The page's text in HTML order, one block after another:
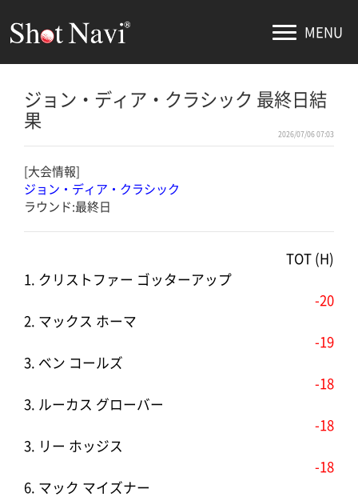
MENU
ジョン・ディア・クラシック 最終日結
果
2026/07/06 07:03
[大会情報]
ジョン・ディア・クラシック
ラウンド:最終日
TOT (H)
1. クリストファー ゴッターアップ
-20
2. マックス ホーマ
-19
3. ベン コールズ
-18
3. ルーカス グローバー
-18
3. リー ホッジス
-18
6. マック マイズナー